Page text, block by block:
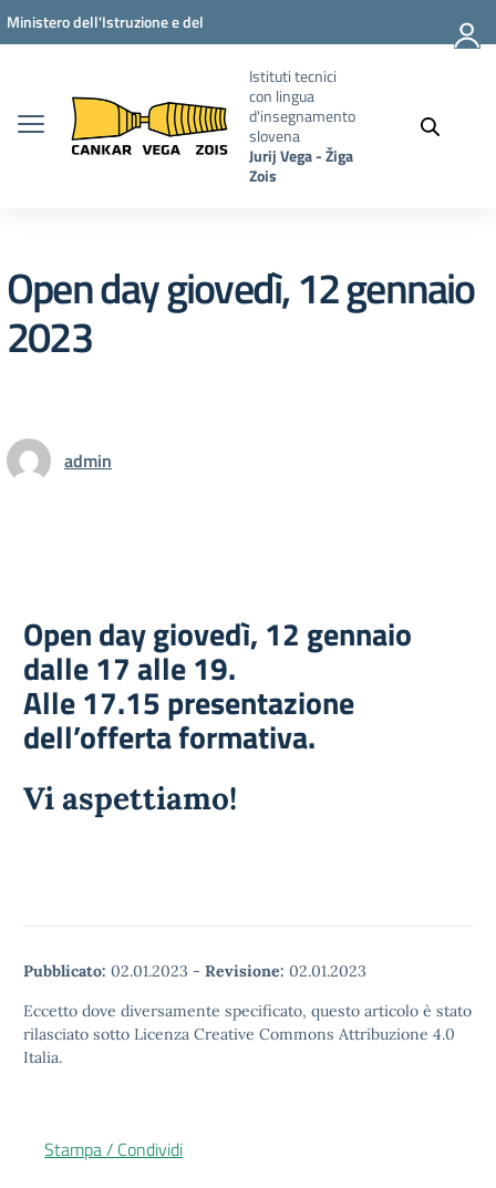
Vai ai contenuti
Vai al menu di navigazione
Vai al footer
Ministero dell'Istruzione e del
Istituti tecnici
con lingua
d'insegnamento
slovena
Jurij Vega - Žiga
Zois
Open day giovedì, 12 gennaio
2023
admin
Open day giovedì, 12 gennaio
dalle 17 alle 19.
Alle 17.15 presentazione
dell’offerta formativa.
Vi aspettiamo!
Pubblicato: 02.01.2023 - Revisione: 02.01.2023
Eccetto dove diversamente specificato, questo articolo è stato
rilasciato sotto Licenza Creative Commons Attribuzione 4.0
Italia.
Stampa / Condividi